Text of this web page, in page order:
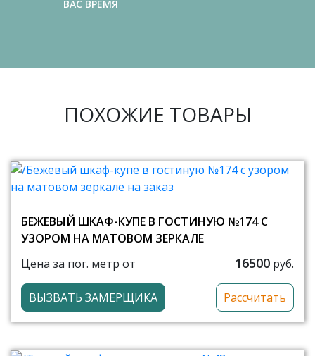
ВАС ВРЕМЯ
ПОХОЖИЕ ТОВАРЫ
БЕЖЕВЫЙ ШКАФ-КУПЕ В ГОСТИНУЮ №174 С
УЗОРОМ НА МАТОВОМ ЗЕРКАЛЕ
Цена за пог. метр от
16500 руб.
ВЫЗВАТЬ ЗАМЕРЩИКА Рассчитать